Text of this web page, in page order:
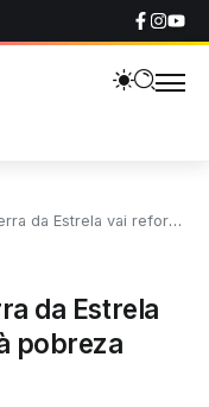
o combate à pobreza habitacional na região.
da Estrela
pobreza